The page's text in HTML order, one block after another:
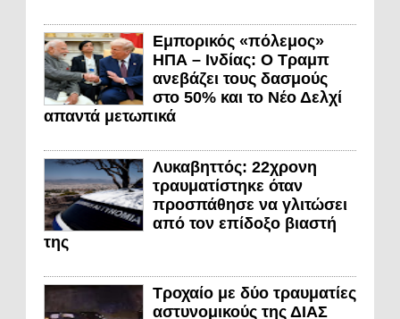
Εμπορικός «πόλεμος»
ΗΠΑ – Ινδίας: Ο Τραμπ
ανεβάζει τους δασμούς
στο 50% και το Νέο Δελχί
απαντά μετωπικά
Λυκαβηττός: 22χρονη
τραυματίστηκε όταν
προσπάθησε να γλιτώσει
από τον επίδοξο βιαστή
της
Τροχαίο με δύο τραυματίες
αστυνομικούς της ΔΙΑΣ